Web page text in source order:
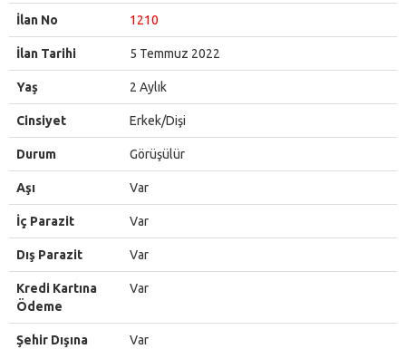
İlan No 1210
İlan Tarihi 5 Temmuz 2022
Yaş 2 Aylık
Cinsiyet Erkek/Dişi
Durum Görüşülür
Aşı Var
İç Parazit Var
Dış Parazit Var
Kredi Kartına
Ödeme
Var
Şehir Dışına
Var